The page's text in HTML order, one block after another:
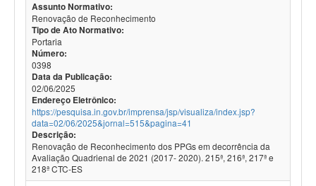
Assunto Normativo:
Renovação de Reconhecimento
Tipo de Ato Normativo:
Portaria
Número:
0398
Data da Publicação:
02/06/2025
Endereço Eletrônico:
https://pesquisa.in.gov.br/imprensa/jsp/visualiza/index.jsp?
data=02/06/2025&jornal=515&pagina=41
Descrição:
Renovação de Reconhecimento dos PPGs em decorrência da
Avaliação Quadrienal de 2021 (2017- 2020). 215ª, 216ª, 217ª e
218ª CTC-ES